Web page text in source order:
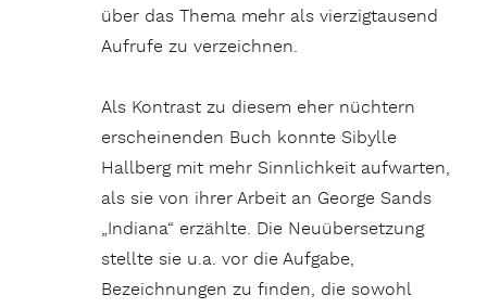
über das Thema mehr als vierzigtausend
Aufrufe zu verzeichnen.
Als Kontrast zu diesem eher nüchtern
erscheinenden Buch konnte Sibylle
Hallberg mit mehr Sinnlichkeit aufwarten,
als sie von ihrer Arbeit an George Sands
„Indiana“ erzählte. Die Neuübersetzung
stellte sie u.a. vor die Aufgabe,
Bezeichnungen zu finden, die sowohl